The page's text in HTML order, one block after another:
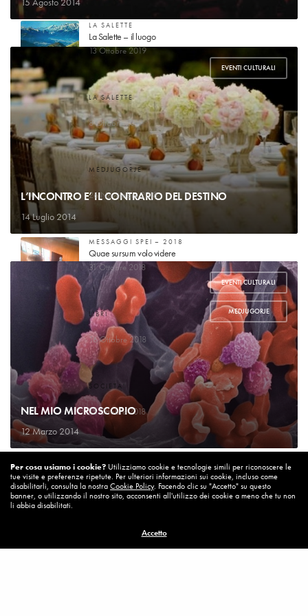
EVENTI CULTURALI
L’INCONTRO E’ IL CONTRARIO DEL DESTINO
14 Luglio 2014
EVENTI CULTURALI
,
MEDJUGORJE
NEL MIO MICROSCOPIO
12 Marzo 2014
LA SALETTE
La Salette – il luogo
13 Ottobre 2019
LA SALETTE
Guarigione di mademoiselle Marie-Pierrette Gagniard
8 Ottobre 2019
MEDJUGORJE
Voglio raccontare la mia storia
26 Novembre 2018
MESSAGGI SPEI – 2018
Quae sursum volo videre
31 Ottobre 2018
LIBRI
Un bel cambiamento
16 Ottobre 2018
SOCIETA'
Un’Italia vera
15 Ottobre 2018
La vita vince sempre
8 Ottobre 2018
Per cosa usiamo i cookie? Utilizziamo cookie e tecnologie simili per riconoscere le
tue visite e preferenze ripetute. Per ulteriori informazioni sui cookie, incluso come
disabilitarli, consulta la nostraCookie Policy. Facendo clic su "Accetto" su questo
banner, o utilizzando il nostro sito, acconsenti all'utilizzo dei cookie a meno che tu non
li abbia disabilitati.
Accetto